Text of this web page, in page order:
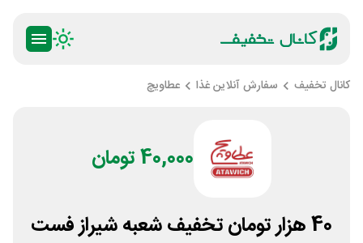
کانال تخفیف سفارش آنلاین غذا عطاویچ
40,000 تومان
40 هزار تومان تخفیف شعبه شیراز فست